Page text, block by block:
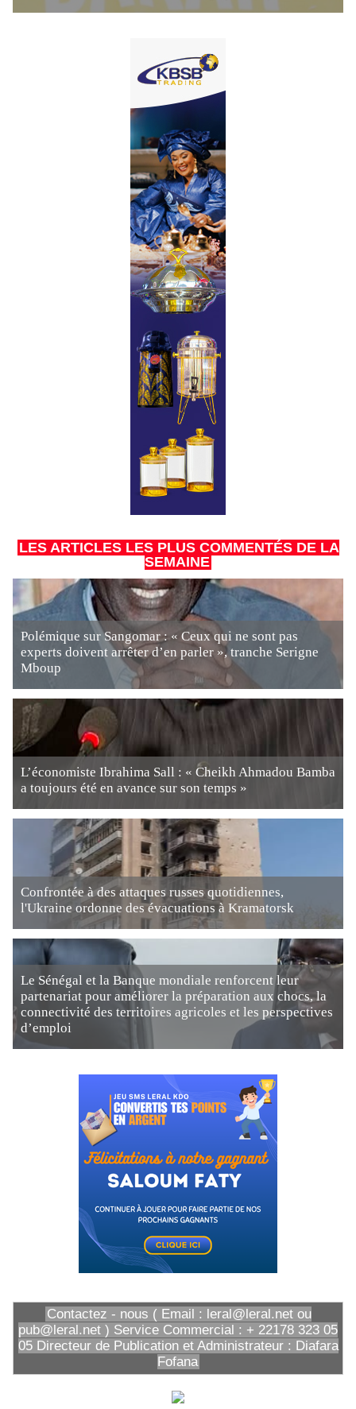
LES ARTICLES LES PLUS COMMENTÉS DE LA
SEMAINE
Polémique sur Sangomar : « Ceux qui ne sont pas
experts doivent arrêter d’en parler », tranche Serigne
Mboup
L’économiste Ibrahima Sall : « Cheikh Ahmadou Bamba
a toujours été en avance sur son temps »
Confrontée à des attaques russes quotidiennes,
l'Ukraine ordonne des évacuations à Kramatorsk
Le Sénégal et la Banque mondiale renforcent leur
partenariat pour améliorer la préparation aux chocs, la
connectivité des territoires agricoles et les perspectives
d’emploi
Contactez - nous ( Email : leral@leral.net ou
pub@leral.net ) Service Commercial : + 22178 323 05
05 Directeur de Publication et Administrateur : Diafara
Fofana